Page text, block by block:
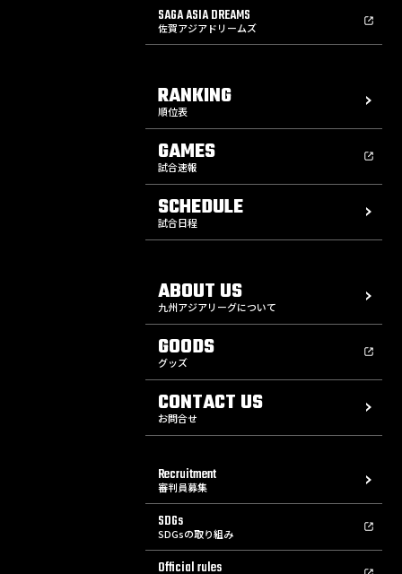
SAGA ASIA DREAMS
佐賀アジアドリームズ
RANKING
順位表
GAMES
試合速報
SCHEDULE
試合日程
ABOUT US
九州アジアリーグについて
GOODS
グッズ
CONTACT US
お問合せ
Recruitment
審判員募集
SDGs
SDGsの取り組み
Official rules